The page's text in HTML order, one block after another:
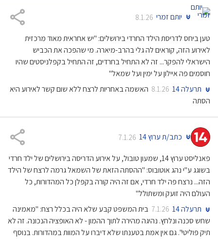
יותם זמרי 8.1.26
טען ביחס לדריסת הילד החרדי בירושלים: "יש אחראית מאוד מרכזית
לאירוע הזה, קוראים לה גלי בהרב-מיארה. מי שהפכה את הכביש
הישראלי להפקר... זה לא התחיל בחרדים, זה התחיל בקפלניסטים שהיו
חוסמים פה איילון על ימין ועל שמאל"
תרעלה 14
8.1.26 האשמה באחריות לרצח ללא שום קשר לאירוע היא
הסתה
כתב/ת ערוץ 14 7.1.26
פאנליסט ערוץ 14, שמעון טובול, על אירוע הדריסה בירושלים של ילד חרדי
בשוגג ע"י נהג אוטובוס: "ההסתה הזאת של השמאל גרמה לרצח של הילד
הזה... נרצח פה ילד חרדי, אם זה היה קורה בקפלן כל המהדורות, כל
העולם היה זועק ומשתולל"
תרעלה 14
7.1.26 בית המשפט קבע שלא היה בכלל רצח: "מאמינה
שחש סכנה ונלחץ. נהיגה מהירה לתוך ההמון - לא האופציה הנכונה. זה לא
תיק פוליטי". גם אין אמת בטענתו שלא דיברו על המוות במהדורות. בנוסף